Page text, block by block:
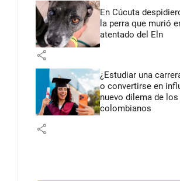
En Cúcuta
la perra que murió
atentado del Eln
share
¿Estudiar una
o convertirse en
nuevo dilema de
colombianos
share